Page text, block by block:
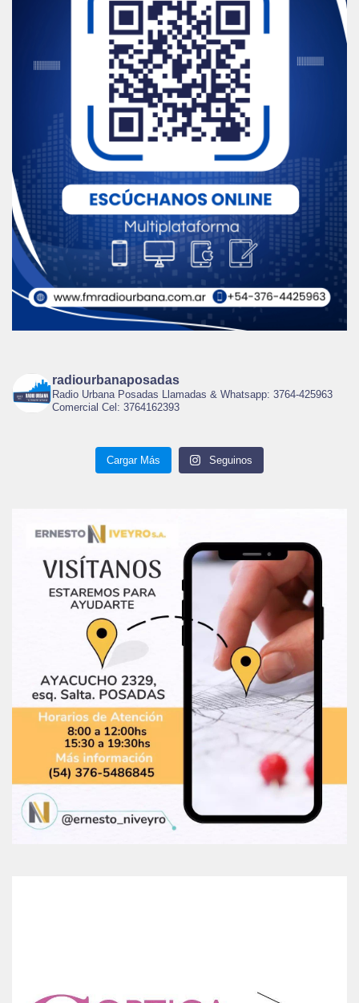
radiourbanaposadas
Radio Urbana Posadas Llamadas & Whatsapp: 3764-425963
Comercial Cel: 3764162393
Cargar Más Seguinos